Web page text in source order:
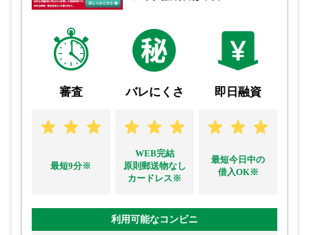
審査
最短9分※
バレにくさ
WEB完結
原則郵送物なし
カードレス※
即日融資
最短今日中の
借入OK※
利用可能なコンビニ